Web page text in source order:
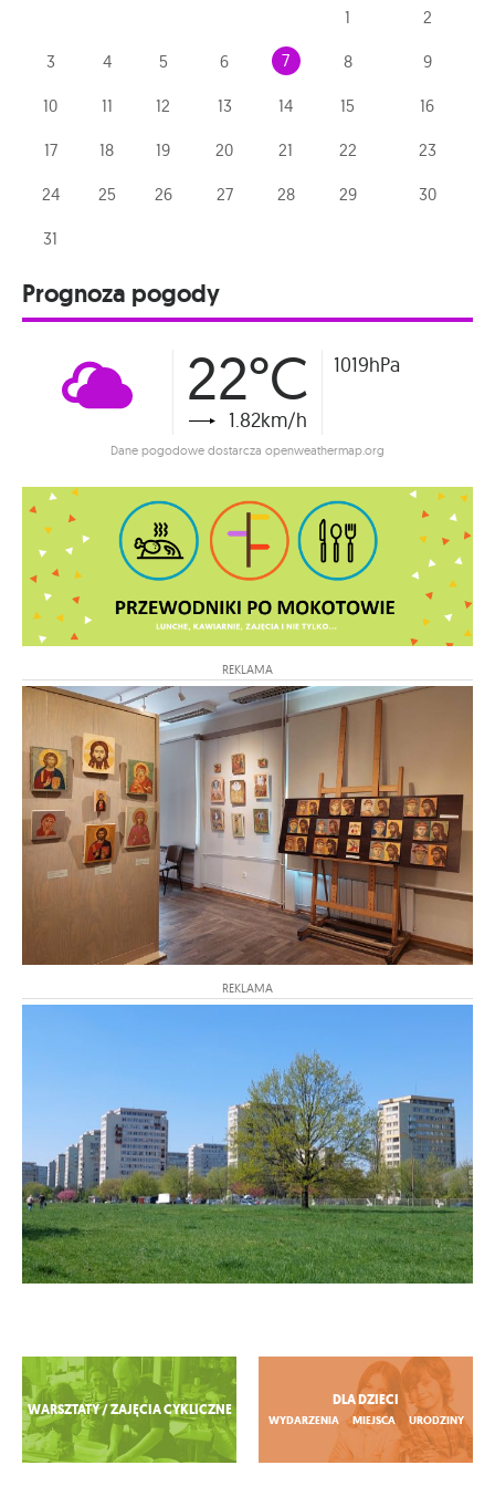
1 2
3 4 5 6 7 8 9
10 11 12 13 14 15 16
17 18 19 20 21 22 23
24 25 26 27 28 29 30
31
Prognoza pogody
22°C
1.82km/h
1019hPa
Dane pogodowe dostarcza openweathermap.org
REKLAMA
REKLAMA
Zobacz więcej
WARSZTATY / ZAJĘCIA CYKLICZNE
DLA DZIECI
WYDARZENIA MIEJSCA URODZINY